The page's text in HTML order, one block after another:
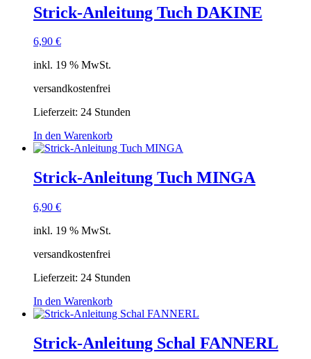
Strick-Anleitung Tuch DAKINE
6,90 €
inkl. 19 % MwSt.
versandkostenfrei
Lieferzeit: 24 Stunden
In den Warenkorb
Strick-Anleitung Tuch MINGA
6,90 €
inkl. 19 % MwSt.
versandkostenfrei
Lieferzeit: 24 Stunden
In den Warenkorb
Strick-Anleitung Schal FANNERL